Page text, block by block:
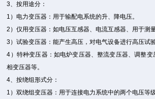
3、按用途分：
1）电力变压器：用于输配电系统的升、降电压。
2）仪用变压器：如电压互感器、电流互感器、用于测
3）试验变压器：能产生高压，对电气设备进行高压试验
4）特种变压器：如电炉变压器、整流变压器、调整
相变压器等。
4、按绕组形式分：
1）双绕组变压器：用于连接电力系统中的两个电压等级